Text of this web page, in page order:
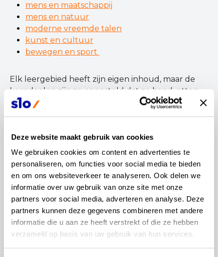
Deze website maakt gebruik van cookies
We gebruiken cookies om content en advertenties te
personaliseren, om functies voor social media te bieden
en om ons websiteverkeer te analyseren. Ook delen we
informatie over uw gebruik van onze site met onze
partners voor social media, adverteren en analyse. Deze
partners kunnen deze gegevens combineren met andere
informatie die u aan ze heeft verstrekt of die ze hebben
verzameld op basis van uw gebruik van hun services.
mens en maatschappij
mens en natuur
moderne vreemde talen
kunst en cultuur
bewegen en sport
Elk leergebied heeft zijn eigen inhoud, maar de
kerndoelen zijn zo opgesteld dat ze handvatten
geven om de inhouden in samenhang aan te
bieden. In de interviews vind je hiervan
kerndoelenbundels benoemen we de
verbanden tussen de leergebieden.
Bekijk de kerndoelen en ga aan de
slag
Je vindt de nieuwe kerndoelen in de
kerndoelenbundels. Download de bundels op
actualisatie van de kerndoelen, SLO . En hoewel ze
nog niet zijn vastgelegd in de wet, kun je wel al